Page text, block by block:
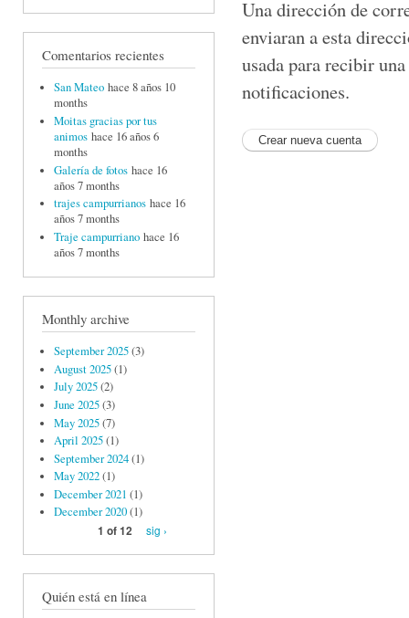
Comentarios recientes
San Mateo hace 8 años 10
months
Moitas gracias por tus
animos hace 16 años 6
months
Galería de fotos hace 16
años 7 months
trajes campurrianos hace 16
años 7 months
Traje campurriano hace 16
años 7 months
Monthly archive
September 2025(3)
August 2025(1)
July 2025(2)
June 2025(3)
May 2025(7)
April 2025(1)
September 2024(1)
May 2022(1)
December 2021 (1)
December 2020(1)
1 of 12
sig ›
Quién está en línea
Una dirección de
enviaran a esta
usada para recibir
notificaciones.